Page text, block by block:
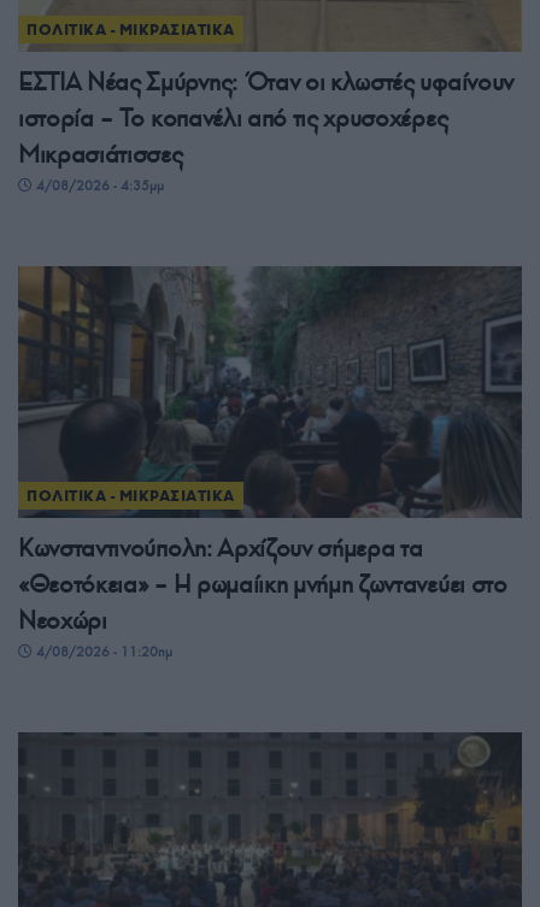
ΠΟΛΙΤΙΚΑ - ΜΙΚΡΑΣΙΑΤΙΚΑ
ΕΣΤΙΑ Νέας Σμύρνης: Όταν οι κλωστές υφαίνουν
ιστορία – Το κοπανέλι από τις χρυσοχέρες
Μικρασιάτισσες
4/08/2026 - 4:35μμ
ΠΟΛΙΤΙΚΑ - ΜΙΚΡΑΣΙΑΤΙΚΑ
Κωνσταντινούπολη: Αρχίζουν σήμερα τα
«Θεοτόκεια» – Η ρωμαίικη μνήμη ζωντανεύει στο
Νεοχώρι
4/08/2026 - 11:20πμ